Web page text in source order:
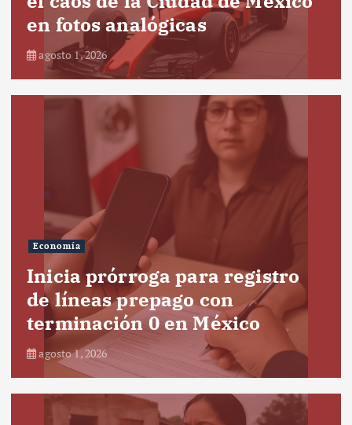
en fotos analógicas
agosto 1, 2026
Economía
Inicia prórroga para registro
de líneas prepago con
terminación 0 en México
agosto 1, 2026